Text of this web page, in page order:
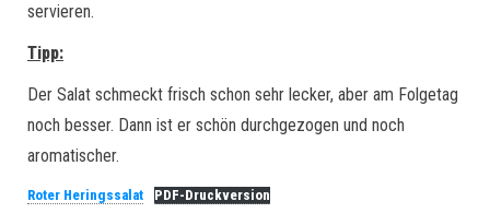
servieren.
Tipp:
Der Salat schmeckt frisch schon sehr lecker, aber am Folgetag
noch besser. Dann ist er schön durchgezogen und noch
aromatischer.
Roter Heringssalat PDF-Druckversion